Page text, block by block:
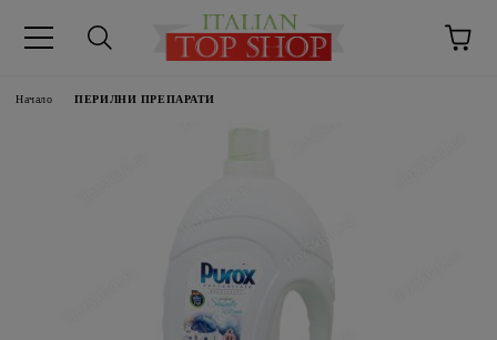
Начало ПЕРИЛНИ ПРЕПАРАТИ